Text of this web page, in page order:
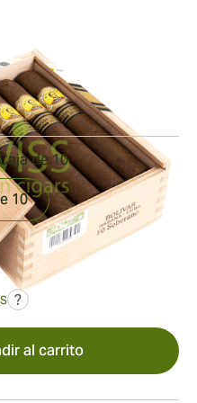
?
de 10
10
al carrito